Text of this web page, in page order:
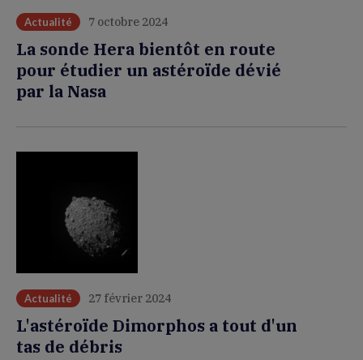
Actualité 7 octobre 2024
La sonde Hera bientôt en route
pour étudier un astéroïde dévié
par la Nasa
Actualité 27 février 2024
L'astéroïde Dimorphos a tout d'un
tas de débris